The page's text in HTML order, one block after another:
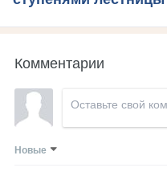
Комментарии
Новые